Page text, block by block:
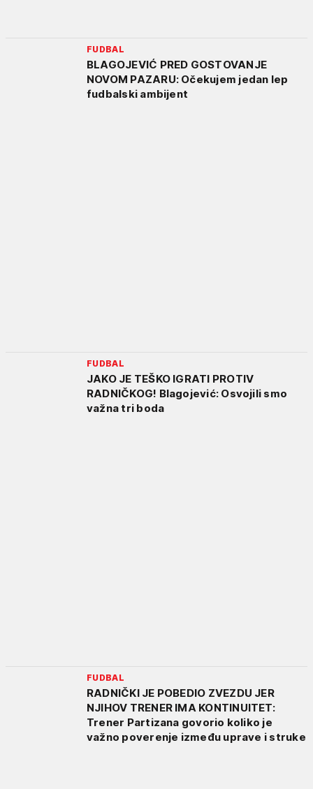
FUDBAL
BLAGOJEVIĆ PRED GOSTOVANJE
NOVOM PAZARU: Očekujem jedan lep
fudbalski ambijent
FUDBAL
JAKO JE TEŠKO IGRATI PROTIV
RADNIČKOG! Blagojević: Osvojili smo
važna tri boda
FUDBAL
RADNIČKI JE POBEDIO ZVEZDU JER
NJIHOV TRENER IMA KONTINUITET:
Trener Partizana govorio koliko je
važno poverenje između uprave i struke